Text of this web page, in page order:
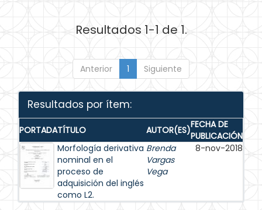
Resultados 1-1 de 1.
Anterior 1 Siguiente
Resultados por ítem:
PORTADATÍTULO AUTOR(ES)FECHA DE
PUBLICACIÓN
Morfología derivativa
nominal en el
proceso de
adquisición del inglés
como L2.
Brenda
Vargas
Vega
8-nov-2018